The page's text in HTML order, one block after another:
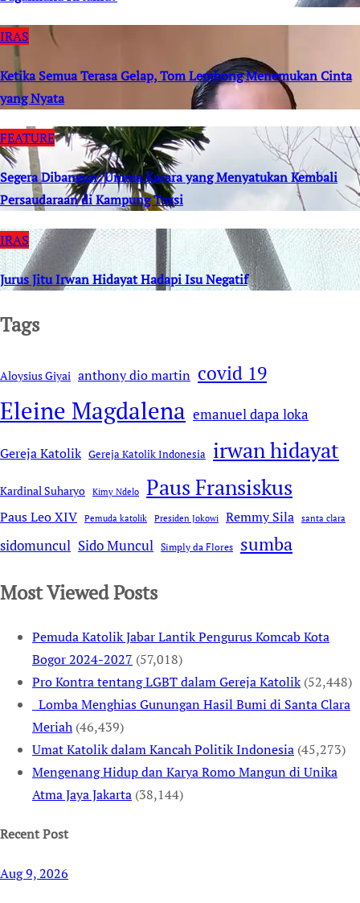
IRAS
Ketika Semua Terasa Gelap, Tom Lembong Menemukan Cinta
yang Nyata
FEATURE
Segera Dibangun: Umma Karara yang Menyatukan Kembali
Persaudaraan di Kampung Tossi
IRAS
Jurus Jitu Irwan Hidayat Hadapi Isu Negatif
Tags
Aloysius Giyai anthony dio martin covid 19
Eleine Magdalena emanuel dapa loka
Gereja Katolik Gereja Katolik Indonesia irwan hidayat
Kardinal Suharyo Kimy Ndelo Paus Fransiskus
Paus Leo XIV Pemuda katolik Presiden Jokowi Remmy Sila santa clara
sidomuncul Sido Muncul Simply da Flores sumba
Most Viewed Posts
Pemuda Katolik Jabar Lantik Pengurus Komcab Kota
Bogor 2024-2027 (57,018)
Pro Kontra tentang LGBT dalam Gereja Katolik (52,448)
Lomba Menghias Gunungan Hasil Bumi di Santa Clara
Meriah (46,439)
Umat Katolik dalam Kancah Politik Indonesia (45,273)
Mengenang Hidup dan Karya Romo Mangun di Unika
Atma Jaya Jakarta (38,144)
Recent Post
Aug 9, 2026